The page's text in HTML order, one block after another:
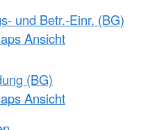
und Betr.-Einr. (BG)
Ansicht
(BG)
Ansicht